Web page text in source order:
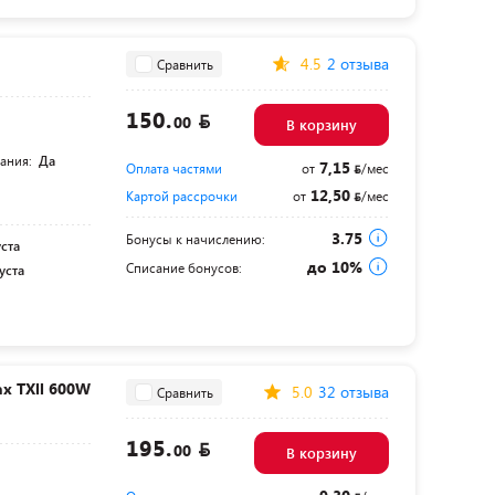
Да
Сравнить 4.5 2 отзыва
150.00 В корзину
Оплата частями от7,15
/мес
Картой рассрочки
от12,50 /мес
Бонусы к начислению: 3.75
Списание бонусов: до 10%
TXll 600W Сравнить 5.0 32 отзыва
195.00 В корзину